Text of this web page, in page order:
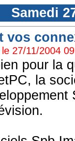
Samedi
vos
27/11/2004
pour la
la